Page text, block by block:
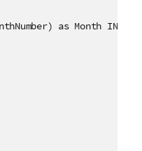
as Month